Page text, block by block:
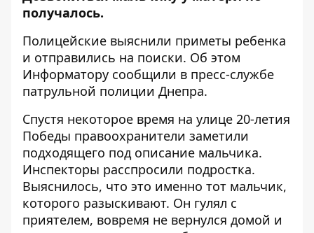
получалось.
Полицейские выяснили приметы ребенка
и отправились на поиски. Об этом
Информатору сообщили в пресс-службе
патрульной полиции Днепра.
Спустя некоторое время на улице 20-летия
Победы правоохранители заметили
подходящего под описание мальчика.
Инспекторы расспросили подростка.
Выяснилось, что это именно тот мальчик,
которого разыскивают. Он гулял с
приятелем, вовремя не вернулся домой и